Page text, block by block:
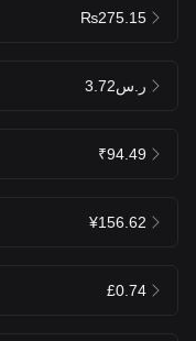
₨275.15
ر.س3.72
₹94.49
¥156.62
£0.74